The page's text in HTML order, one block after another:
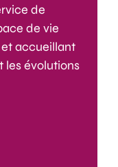
de
de vie
accueillant
les évolutions